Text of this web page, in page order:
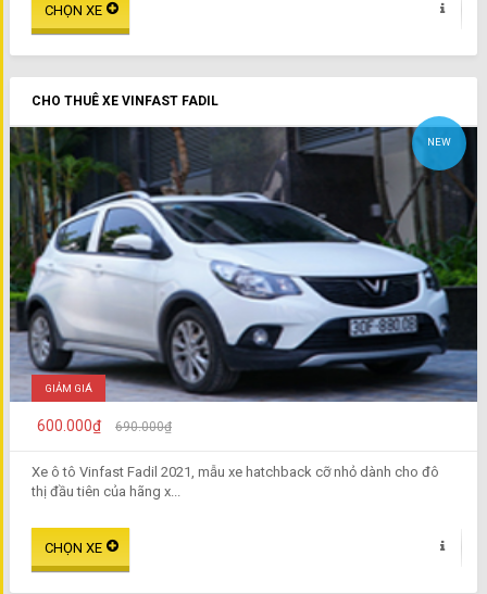
CHO THUÊ XE VINFAST FADIL
NEW
GIẢM GIÁ
600.000₫ 690.000₫
Xe ô tô Vinfast Fadil 2021, mẫu xe hatchback cỡ nhỏ dành cho đô
thị đầu tiên của hãng x...